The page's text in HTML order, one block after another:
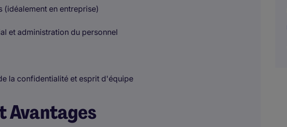
(idéalement en entreprise)
et administration du personnel
la confidentialité et esprit d'équipe
Avantages